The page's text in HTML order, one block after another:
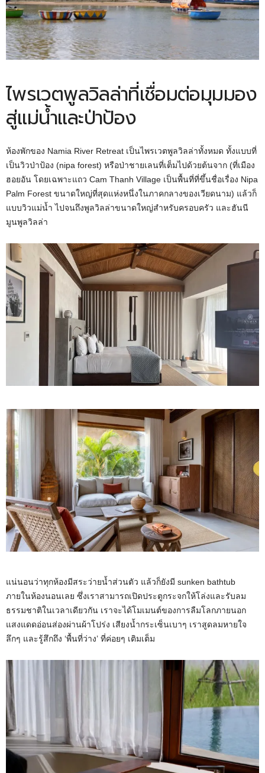
ไพรเวตพูลวิลล่าที่เชื่อมต่อมุมมอง
สู่แม่น้ำและป่าป้อง
ห้องพักของ Namia River Retreat เป็นไพรเวตพูลวิลล่าทั้งหมด ทั้งแบบที่
เป็นวิวป่าป้อง (nipa forest) หรือป่าชายเลนที่เต็มไปด้วยต้นจาก (ที่เมือง
ฮอยอัน โดยเฉพาะแถว Cam Thanh Village เป็นพื้นที่ที่ขึ้นชื่อเรื่อง Nipa
Palm Forest ขนาดใหญ่ที่สุดแห่งหนึ่งในภาคกลางของเวียดนาม) แล้วก็
แบบวิวแม่น้ำ ไปจนถึงพูลวิลล่าขนาดใหญ่สำหรับครอบครัว และฮันนี
มูนพูลวิลล่า
แน่นอนว่าทุกห้องมีสระว่ายน้ำส่วนตัว แล้วก็ยังมี sunken bathtub
ภายในห้องนอนเลย ซึ่งเราสามารถเปิดประตูกระจกให้โล่งและรับลม
ธรรมชาติในเวลาเดียวกัน เราจะได้โมเมนต์ของการลืมโลกภายนอก
แสงแดดอ่อนส่องผ่านผ้าโปร่ง เสียงน้ำกระเซ็นเบาๆ เราสูดลมหายใจ
ลึกๆ และรู้สึกถึง ‘พื้นที่ว่าง’ ที่ค่อยๆ เติมเต็ม